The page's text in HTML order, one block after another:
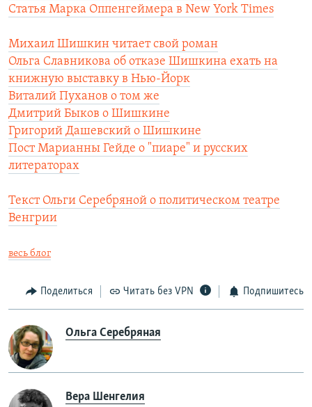
Статья Марка Оппенгеймера в New York Times
Михаил Шишкин читает свой роман
Ольга Славникова об отказе Шишкина ехать на
книжную выставку в Нью-Йорк
Виталий Пуханов о том же
Дмитрий Быков о Шишкине
Григорий Дашевский о Шишкине
Пост Марианны Гейде о "пиаре" и русских
литераторах
Текст Ольги Серебряной о политическом театре
Венгрии
весь блог
Поделиться Читать без VPN Подпишитесь
Ольга Серебряная
Вера Шенгелия